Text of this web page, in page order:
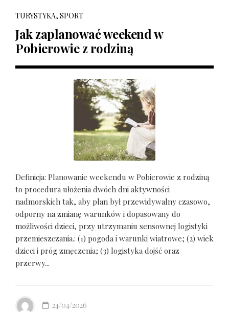
TURYSTYKA, SPORT
Jak zaplanować weekend w
Pobierowie z rodziną
Definicja: Planowanie weekendu w Pobierowie z rodziną
to procedura ułożenia dwóch dni aktywności
nadmorskich tak, aby plan był przewidywalny czasowo,
odporny na zmianę warunków i dopasowany do
możliwości dzieci, przy utrzymaniu sensownej logistyki
przemieszczania.: (1) pogoda i warunki wiatrowe; (2) wiek
dzieci i próg zmęczenia; (3) logistyka dojść oraz
przerwy...
24/04/2026